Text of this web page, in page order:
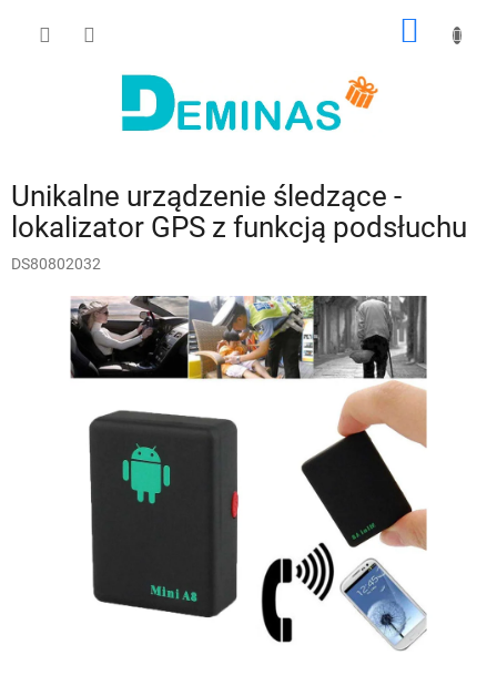
Unikalne urządzenie śledzące -
lokalizator GPS z funkcją podsłuchu
DS80802032